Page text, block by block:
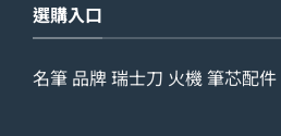
選購入口
名筆 品牌瑞士刀 火機 筆芯配件